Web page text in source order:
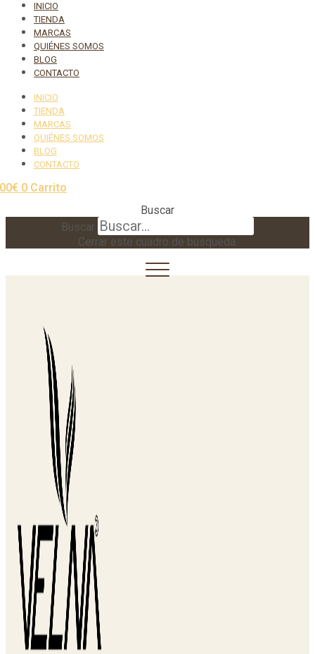
INICIO
TIENDA
MARCAS
QUIÉNES SOMOS
BLOG
CONTACTO
INICIO
TIENDA
MARCAS
QUIÉNES SOMOS
BLOG
CONTACTO
€ 0 Carrito
Buscar
Buscar
Cerrar este cuadro de búsqueda.